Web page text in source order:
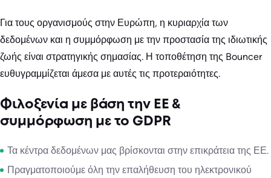
Για τους οργανισμούς στην Ευρώπη, η κυριαρχία των
δεδομένων και η συμμόρφωση με την προστασία της ιδιωτικής
ζωής είναι στρατηγικής σημασίας. Η τοποθέτηση της Bouncer
ευθυγραμμίζεται άμεσα με αυτές τις προτεραιότητες.
Φιλοξενία με βάση την ΕΕ &
συμμόρφωση με το GDPR
Τα κέντρα δεδομένων μας βρίσκονται στην επικράτεια της ΕΕ.
Πραγματοποιούμε όλη την επαλήθευση του ηλεκτρονικού